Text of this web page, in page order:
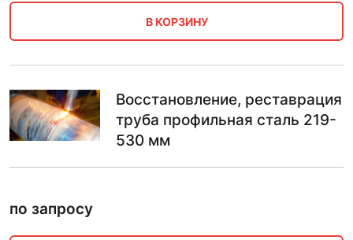
В КОРЗИНУ
Восстановление, реставрация
труба профильная сталь 219-
530 мм
по запросу